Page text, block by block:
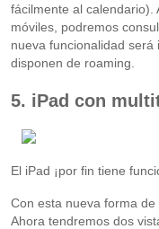
fácilmente al calendario).
móviles, podremos
nueva funcionalidad
disponen de roaming.
5. iPad con
El iPad ¡por fin tiene
Con esta nueva forma
Ahora tendremos dos